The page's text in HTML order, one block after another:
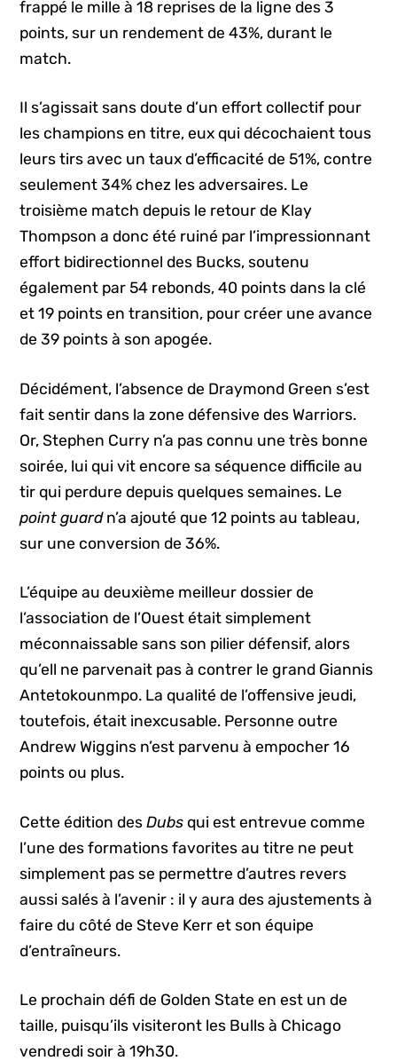
frappé le mille à 18 reprises de la ligne des 3
points, sur un rendement de 43%, durant le
match.
Il s’agissait sans doute d’un effort collectif pour
les champions en titre, eux qui décochaient tous
leurs tirs avec un taux d’efficacité de 51%, contre
seulement 34% chez les adversaires. Le
troisième match depuis le retour de Klay
Thompson a donc été ruiné par l’impressionnant
effort bidirectionnel des Bucks, soutenu
également par 54 rebonds, 40 points dans la clé
et 19 points en transition, pour créer une avance
de 39 points à son apogée.
Décidément, l’absence de Draymond Green s’est
fait sentir dans la zone défensive des Warriors.
Or, Stephen Curry n’a pas connu une très bonne
soirée, lui qui vit encore sa séquence difficile au
tir qui perdure depuis quelques semaines. Le
point guardn’a ajouté que 12 points au tableau,
sur une conversion de 36%.
L’équipe au deuxième meilleur dossier de
l’association de l’Ouest était simplement
méconnaissable sans son pilier défensif, alors
qu’ell ne parvenait pas à contrer le grand Giannis
Antetokounmpo. La qualité de l’offensive jeudi,
toutefois, était inexcusable. Personne outre
Andrew Wiggins n’est parvenu à empocher 16
points ou plus.
Cette édition desDubsqui est entrevue comme
l’une des formations favorites au titre ne peut
simplement pas se permettre d’autres revers
aussi salés à l’avenir : il y aura des ajustements à
faire du côté de Steve Kerr et son équipe
d’entraîneurs.
Le prochain défi de Golden State en est un de
taille, puisqu’ils visiteront les Bulls à Chicago
vendredi soir à 19h30.